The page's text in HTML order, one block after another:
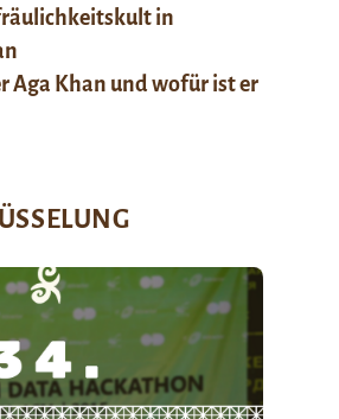
in
Aga Khan und wofür ist er